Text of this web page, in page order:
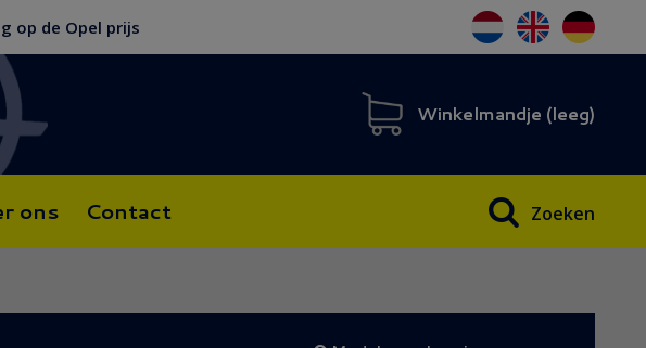
op de Opel prijs
Winkelmandje (leeg)
ons Contact Zoeken